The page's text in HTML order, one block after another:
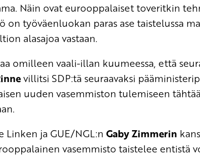
Näin ovat eurooppalaiset toveritkin
on työväenluokan paras ase taistelussa
alasajoa vastaan.
omilleen vaali-illan kuumeessa, että
villitsi SDP:tä seuraavaksi
uuden vasemmiston tulemiseen
Linken ja GUE/NGL:n Gaby Zimmerin
vasemmisto taistelee entistä